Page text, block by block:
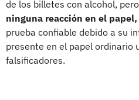
de los billetes con alcohol, pero
ninguna reacción en el papel,
prueba confiable debido a su
presente en el papel ordinario
falsificadores.